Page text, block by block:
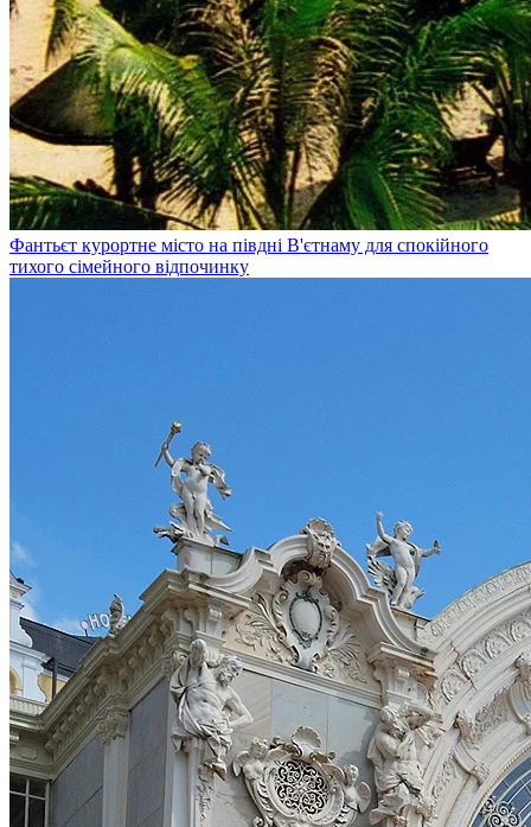
Фантьєт курортне місто на півдні В'єтнаму для спокійного
тихого сімейного відпочинку